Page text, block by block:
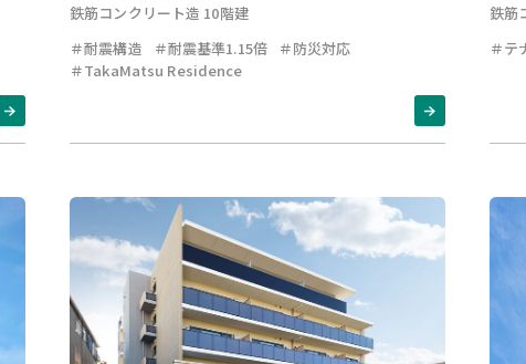
鉄筋コンクリート造 10階建
＃耐震構造
＃耐震基準1.15倍
＃防災対応
＃TakaMatsu Residence
鉄筋
＃テ